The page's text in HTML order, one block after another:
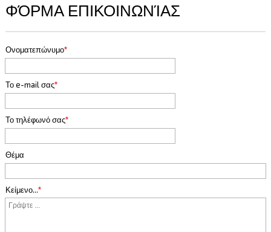
ΦΌΡΜΑ ΕΠΙΚΟΙΝΩΝΊΑΣ
Ονοματεπώνυμο*
Το e-mail σας*
Το τηλέφωνό σας*
Θέμα
Κείμενο...*